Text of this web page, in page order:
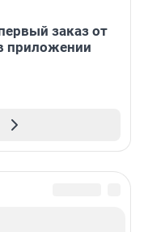
заказ от
приложении